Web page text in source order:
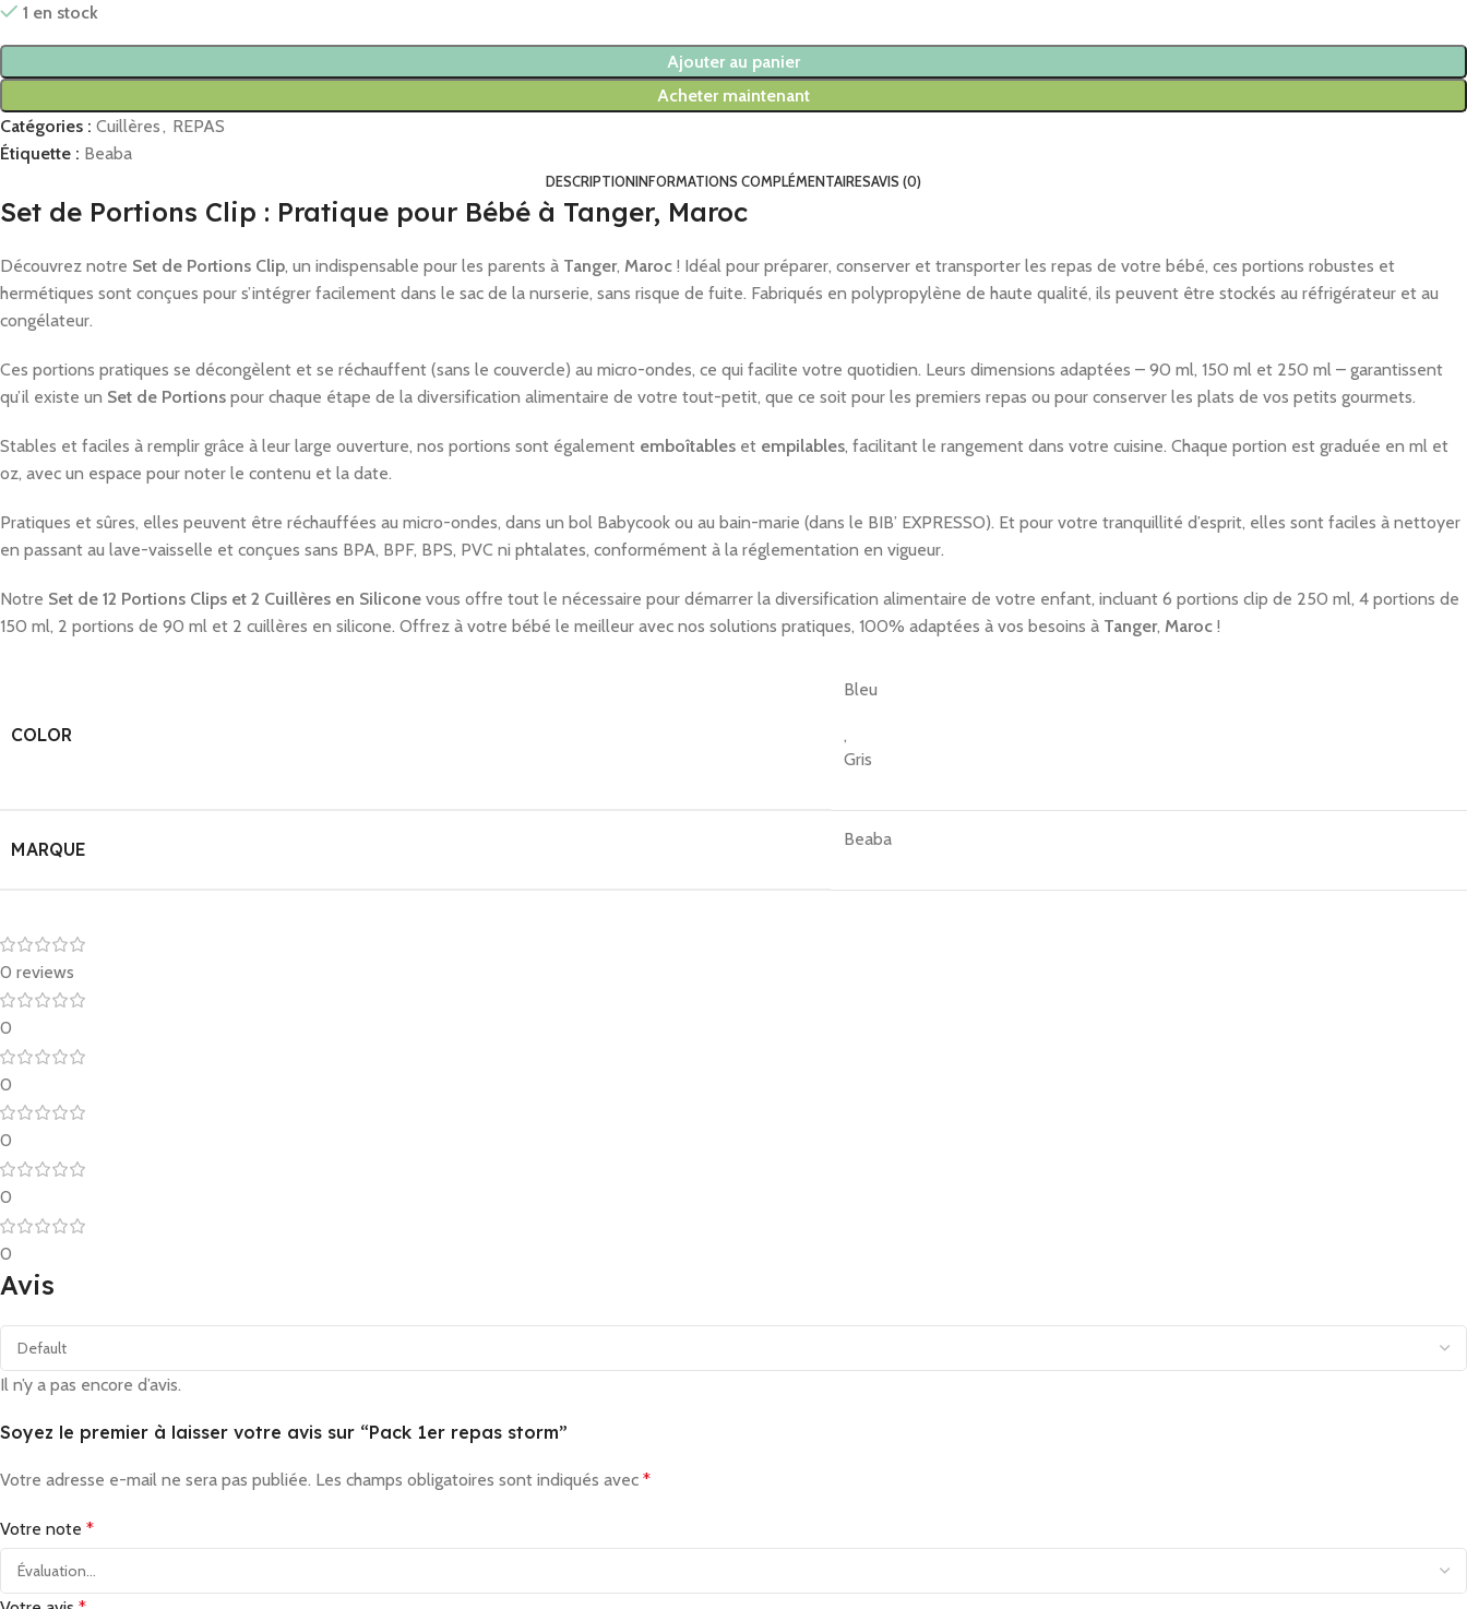
1 en stock
Ajouter au panier
Acheter maintenant
Catégories : Cuillères, REPAS
Étiquette : Beaba
DESCRIPTIONINFORMATIONS COMPLÉMENTAIRESAVIS (0)
Set de Portions Clip : Pratique pour Bébé à Tanger, Maroc
Découvrez notre Set de Portions Clip, un indispensable pour les parents à Tanger, Maroc ! Idéal pour préparer, conserver et transporter les repas de votre bébé, ces portions robustes et
hermétiques sont conçues pour s’intégrer facilement dans le sac de la nurserie, sans risque de fuite. Fabriqués en polypropylène de haute qualité, ils peuvent être stockés au réfrigérateur et au
congélateur.
Ces portions pratiques se décongèlent et se réchauffent (sans le couvercle) au micro-ondes, ce qui facilite votre quotidien. Leurs dimensions adaptées – 90 ml, 150 ml et 250 ml – garantissent
qu’il existe un Set de Portions pour chaque étape de la diversification alimentaire de votre tout-petit, que ce soit pour les premiers repas ou pour conserver les plats de vos petits gourmets.
Stables et faciles à remplir grâce à leur large ouverture, nos portions sont également emboîtables et empilables, facilitant le rangement dans votre cuisine. Chaque portion est graduée en ml et
oz, avec un espace pour noter le contenu et la date.
Pratiques et sûres, elles peuvent être réchauffées au micro-ondes, dans un bol Babycook ou au bain-marie (dans le BIB’ EXPRESSO). Et pour votre tranquillité d’esprit, elles sont faciles à nettoyer
en passant au lave-vaisselle et conçues sans BPA, BPF, BPS, PVC ni phtalates, conformément à la réglementation en vigueur.
Notre Set de 12 Portions Clips et 2 Cuillères en Silicone vous offre tout le nécessaire pour démarrer la diversification alimentaire de votre enfant, incluant 6 portions clip de 250 ml, 4 portions de
150 ml, 2 portions de 90 ml et 2 cuillères en silicone. Offrez à votre bébé le meilleur avec nos solutions pratiques, 100% adaptées à vos besoins à Tanger, Maroc !
COLOR
Bleu
,
Gris
MARQUE Beaba
0 reviews
0
0
0
0
0
Avis
Il n’y a pas encore d’avis.
Soyez le premier à laisser votre avis sur “Pack 1er repas storm”
Votre adresse e-mail ne sera pas publiée. Les champs obligatoires sont indiqués avec *
Votre note *